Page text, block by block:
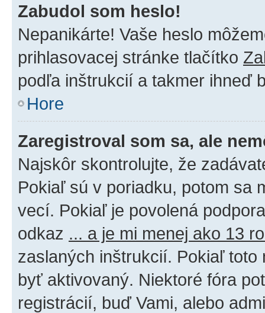
Zabudol som heslo!
Nepanikárte! Vaše heslo
prihlasovacej stránke tlačítko
podľa inštrukcií a takmer ihneď
Hore
Zaregistroval som sa, ale
Najskôr skontrolujte, že
Pokiaľ sú v poriadku, potom sa
vecí. Pokiaľ je povolená
odkaz ... a je mi menej ako 13
zaslaných inštrukcií. Pokiaľ
byť aktivovaný. Niektoré fóra
registrácií, buď Vami, alebo